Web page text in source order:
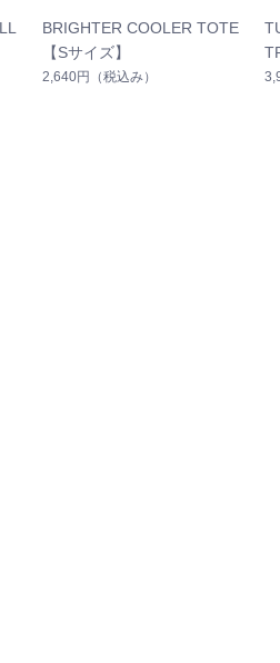
BRIGHTER COOLER TOTE
【Sサイズ】
2,640円 （税込み）